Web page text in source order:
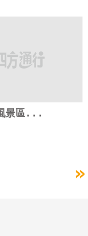
景區...
»